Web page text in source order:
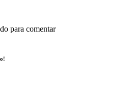
para comentar